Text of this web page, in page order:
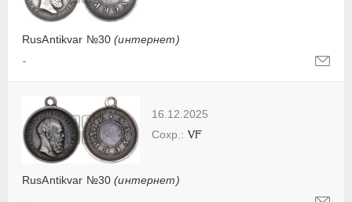
RusAntikvar №30(интернет)
-
16.12.2025
RusAntikvar №30(интернет)
VF